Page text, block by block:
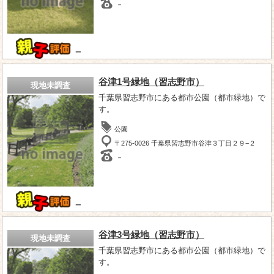
－
－
現地未調査
－
谷津1号緑地（習志野市）
千葉県習志野市にある都市公園（都市緑地）で
す。
公園
〒275-0026 千葉県習志野市谷津３丁目２９−２
－
現地未調査 谷津3号緑地（習志野市）
千葉県習志野市にある都市公園（都市緑地）で
す。